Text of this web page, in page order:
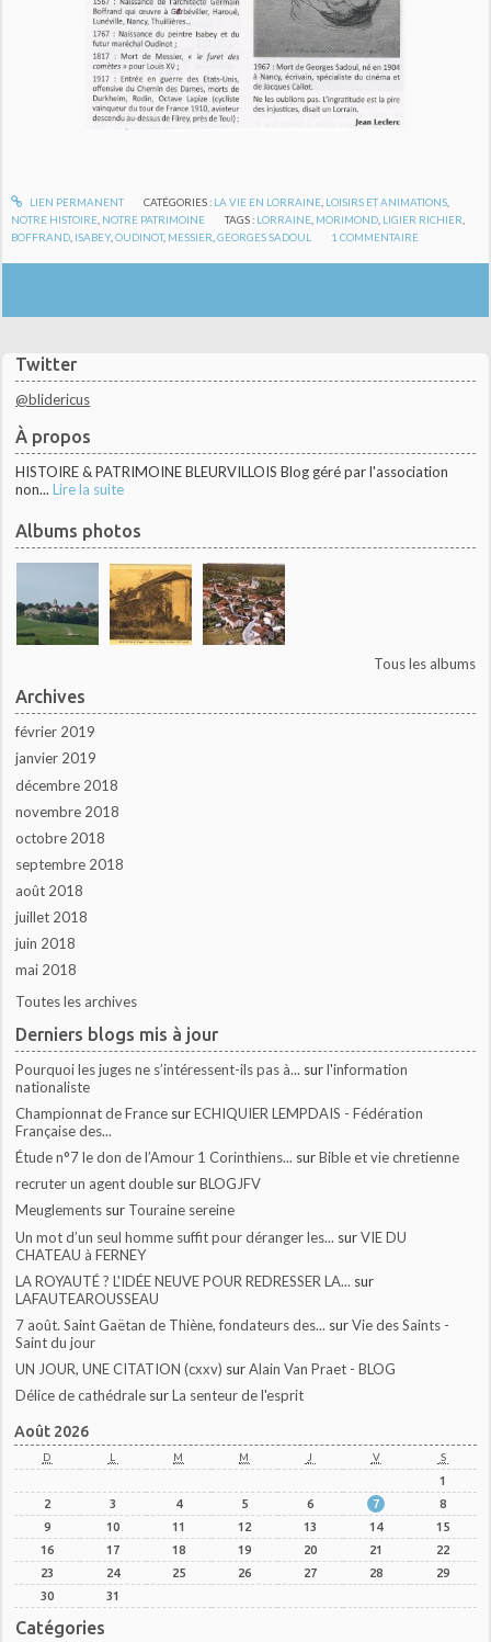
Twitter
@blidericus
À propos
HISTOIRE & PATRIMOINE BLEURVILLOIS Blog géré par l'association
non... Lire la suite
Albums photos
Tous les albums
Archives
février 2019
janvier 2019
décembre 2018
novembre 2018
octobre 2018
septembre 2018
août 2018
juillet 2018
juin 2018
mai 2018
Toutes les archives
Derniers blogs mis à jour
Pourquoi les juges ne s’intéressent-ils pas à... surl'information
nationaliste
Championnat de France surECHIQUIER LEMPDAIS - Fédération
Française des...
Étude n°7 le don de l’Amour 1 Corinthiens... surBible et vie chretienne
recruter un agent double surBLOGJFV
Meuglements sur Touraine sereine
Un mot d’un seul homme suffit pour déranger les... surVIE DU
CHATEAU à FERNEY
LA ROYAUTÉ ? L'IDÉE NEUVE POUR REDRESSER LA... sur
LAFAUTEAROUSSEAU
7 août. Saint Gaëtan de Thiène, fondateurs des... surVie des Saints -
Saint du jour
UN JOUR, UNE CITATION (cxxv) surAlain Van Praet - BLOG
Délice de cathédrale surLa senteur de l'esprit
Août 2026
D L M M J V S
1
2
3 4 5 6 7
8
9
10 11 12 13 14
15
16
17 18 19 20 21
22
23
24 25 26 27 28
29
30
31
Catégories
LIEN PERMANENT CATÉGORIES : LA VIE EN LORRAINE, LOISIRS ET ANIMATIONS,
NOTRE HISTOIRE NOTRE PATRIMOINE TAGS : LORRAINE MORIMOND LIGIER RICHIER
BOFFRAND ISABEY,OUDINOT, MESSIER ,GEORGES SADOUL 1 COMMENTAIRE